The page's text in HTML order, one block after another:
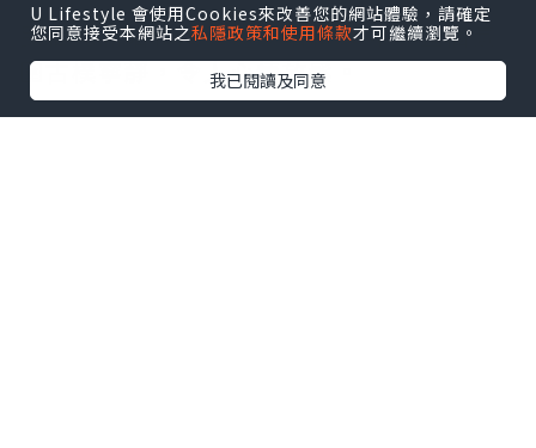
民宿充滿昭和風，建於昭和30年，整個氛
圍古樸寧靜，令人心情放鬆。
點擊圖片放大
U Lifestyle 會使用Cookies來改善您的網站體驗，請確定
您同意接受本網站之私隱政策和使用條款才可繼續瀏覽。
我已閱讀及同意